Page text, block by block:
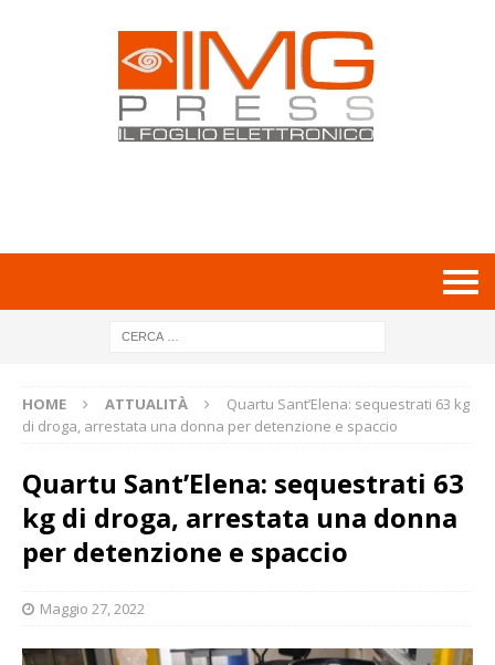
HOME ATTUALITÀ
Quartu Sant’Elena: sequestrati 63 kg
di droga, arrestata una donna per detenzione e spaccio
Quartu Sant’Elena: sequestrati 63
kg di droga, arrestata una donna
per detenzione e spaccio
Maggio 27, 2022